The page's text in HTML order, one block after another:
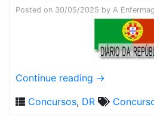
Posted on 30/05/2025 by A
Continue reading →
Concursos, DR